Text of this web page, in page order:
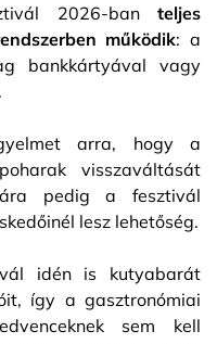
2026-ban teljes
működik: a
bankkártyával vagy
arra, hogy a
visszaváltását
pedig a fesztivál
lesz lehetőség.
idén is kutyabarát
így a gasztronómiai
sem kell